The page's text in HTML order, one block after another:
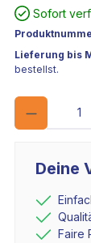
Sofort
Lieferung bis
bestellst.
Deine
Faire